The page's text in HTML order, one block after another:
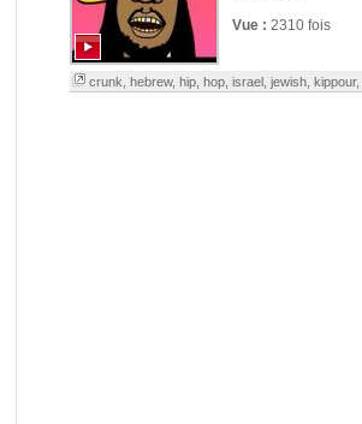
Vue : 2310 fois
crunk hebrew, hip, hop, israel, jewish, kippour,